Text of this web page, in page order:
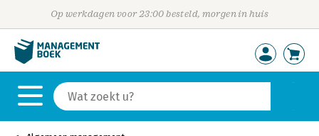
Op werkdagen voor 23:00 besteld, morgen in huis